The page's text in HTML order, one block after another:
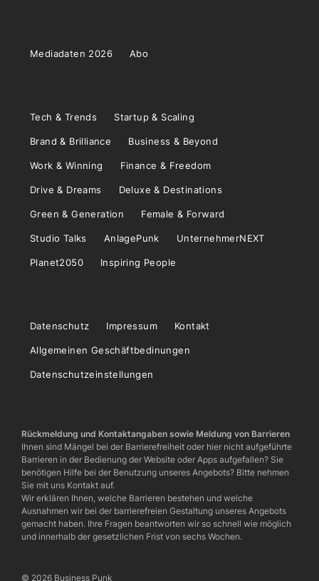
Mediadaten 2026 Abo
Tech & Trends Startup & Scaling
Brand & Brilliance Business & Beyond
Work & Winning Finance & Freedom
Drive & Dreams Deluxe & Destinations
Green & Generation Female & Forward
Studio Talks AnlagePunk UnternehmerNEXT
Planet2050 Inspiring People
Datenschutz Impressum Kontakt
Allgemeinen Geschäftbedinungen
Datenschutzeinstellungen
Rückmeldung und Kontaktangaben sowie Meldung von Barrieren
Ihnen sind Mängel bei der Barrierefreiheit oder hier nicht aufgeführte
Barrieren in der Bedienung der Website oder Apps aufgefallen? Sie
benötigen Hilfe bei der Benutzung unseres Angebots? Bitte nehmen
Sie mit uns Kontakt auf.
Wir erklären Ihnen, welche Barrieren bestehen und welche
Ausnahmen wir bei der barrierefreien Gestaltung unseres Angebots
gemacht haben. Ihre Fragen beantworten wir so schnell wie möglich
und innerhalb der gesetzlichen Frist von sechs Wochen.
© 2026 Business Punk